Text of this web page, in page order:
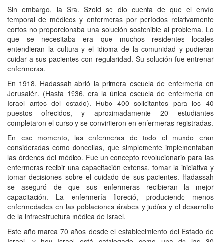
Sin embargo, la Sra. Szold se dio cuenta de que el envío
temporal de médicos y enfermeras por períodos relativamente
cortos no proporcionaba una solución sostenible al problema. Lo
que se necesitaba era que muchos residentes locales
entendieran la cultura y el idioma de la comunidad y pudieran
cuidar a sus pacientes con regularidad. Su solución fue entrenar
enfermeras.
En 1918, Hadassah abrió la primera escuela de enfermería en
Jerusalén. (Hasta 1936, era la única escuela de enfermería en
Israel antes del estado). Hubo 400 solicitantes para los 40
puestos ofrecidos, y aproximadamente 20 estudiantes
completaron el curso y se convirtieron en enfermeras registradas.
En ese momento, las enfermeras de todo el mundo eran
consideradas como doncellas, que simplemente implementaban
las órdenes del médico. Fue un concepto revolucionario para las
enfermeras recibir una capacitación extensa, tomar la iniciativa y
tomar decisiones sobre el cuidado de sus pacientes. Hadassah
se aseguró de que sus enfermeras recibieran la mejor
capacitación. La enfermería floreció, produciendo menos
enfermedades en las poblaciones árabes y judías y el desarrollo
de la infraestructura médica de Israel.
Este año marca 70 años desde el establecimiento del Estado de